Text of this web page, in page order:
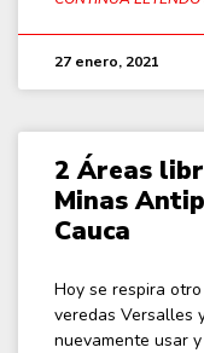
27 enero, 2021
2 Áreas
Minas
Cauca
Hoy se respira
veredas Versalles
nuevamente usar